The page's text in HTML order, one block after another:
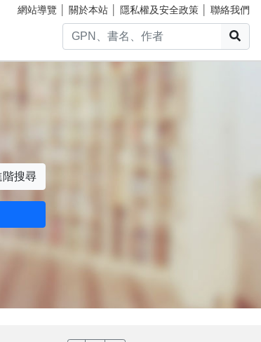
網站導覽 關於本站 隱私權及安全政策 聯絡我們
階搜尋